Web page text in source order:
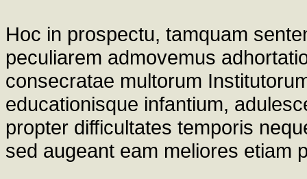
Hoc in prospectu, tamquam
peculiarem admovemus
consecratae multorum
educationisque infantium,
propter difficultates temporis
sed augeant eam meliores etiam